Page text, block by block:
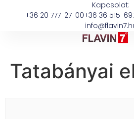
Kapcsolat:
+36 20 777-27-00+36 36 515-
Tatabányai